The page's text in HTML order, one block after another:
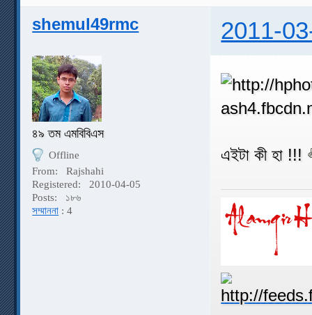
shemul49rmc 2011-
৪৯ তম এমবিবিএস
Offline
From:
Rajshahi
Registered:
2010-04-05
Posts:
১৮৬
সম্মাননা : 4
এইটা কী হা !!!